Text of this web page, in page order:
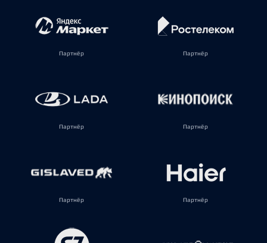
Партнёр Партнёр
Партнёр Партнёр
Партнёр Партнёр